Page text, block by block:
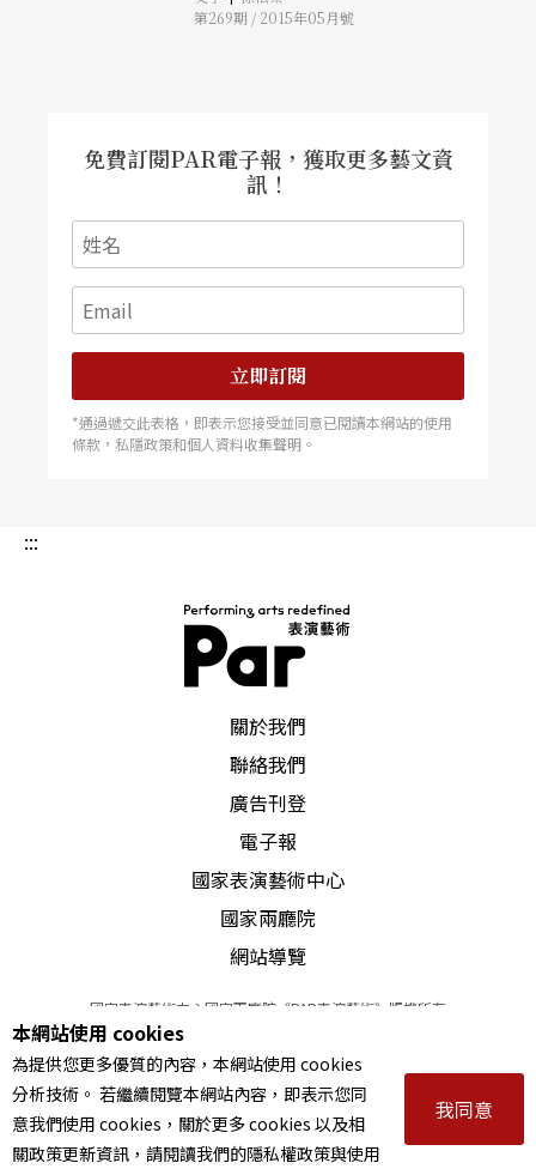
第269期 / 2015年05月號
免費訂閱PAR電子報，獲取更多藝文資
訊！
立即訂閱
*通過遞交此表格，即表示您接受並同意已閱讀本網站的使用
條款，私隱政策和個人資料收集聲明。
:::
關於我們
聯絡我們
廣告刊登
電子報
國家表演藝術中心
國家兩廳院
網站導覽
國家表演藝術中心國家兩廳院《PAR表演藝術》版權所有
© 2022Performing arts redefined. All Rights Reserved
統一編號 Tax Id number 00973926
本站所提供相關演出資訊，如有異動應以主辦單位公告為準。
服務條款｜隱私權聲明｜著作權聲明
本網站使用 cookies
為提供您更多優質的內容，本網站使用 cookies
分析技術。 若繼續閱覽本網站內容，即表示您同
意我們使用 cookies，關於更多 cookies 以及相
關政策更新資訊，請閱讀我們的隱私權政策與使用
我同意